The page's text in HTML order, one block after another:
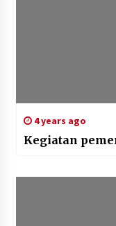
4 years ago
Kegiatan